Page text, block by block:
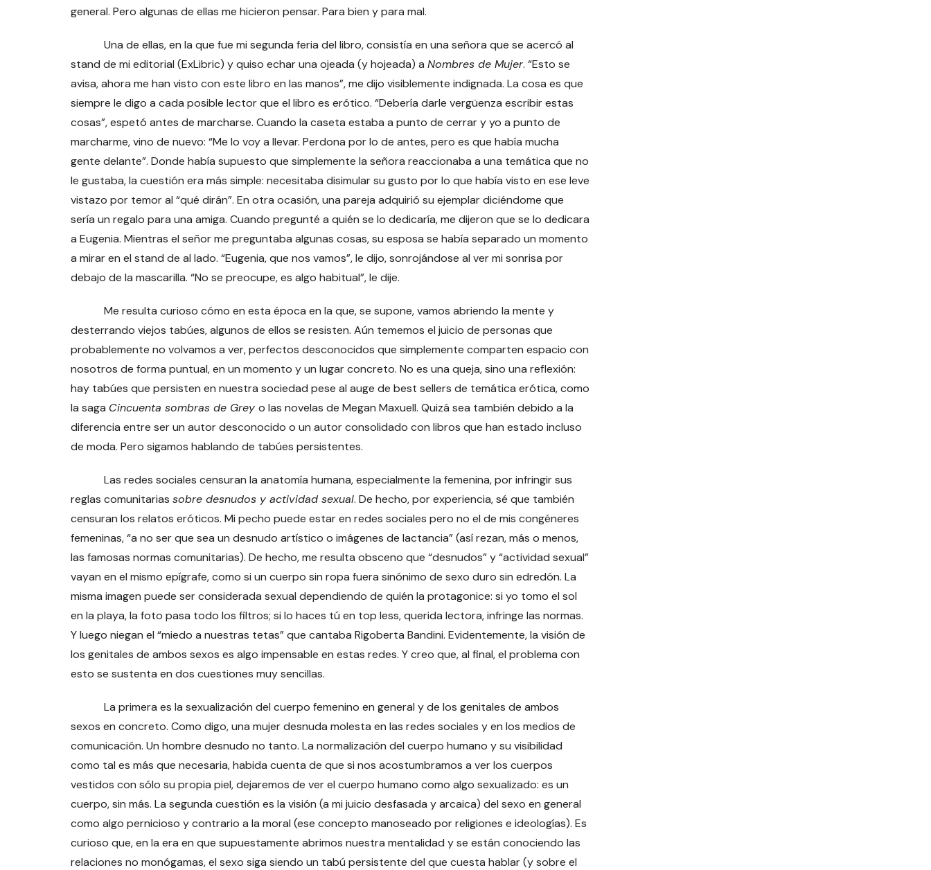
general. Pero algunas de ellas me hicieron pensar. Para bien y para mal.
Una de ellas, en la que fue mi segunda feria del libro, consistía en una señora que se acercó al
stand de mi editorial (ExLibric) y quiso echar una ojeada (y hojeada) a Nombres de Mujer. “Esto se
avisa, ahora me han visto con este libro en las manos”, me dijo visiblemente indignada. La cosa es que
siempre le digo a cada posible lector que el libro es erótico. “Debería darle vergüenza escribir estas
cosas”, espetó antes de marcharse. Cuando la caseta estaba a punto de cerrar y yo a punto de
marcharme, vino de nuevo: “Me lo voy a llevar. Perdona por lo de antes, pero es que había mucha
gente delante”. Donde había supuesto que simplemente la señora reaccionaba a una temática que no
le gustaba, la cuestión era más simple: necesitaba disimular su gusto por lo que había visto en ese leve
vistazo por temor al “qué dirán”. En otra ocasión, una pareja adquirió su ejemplar diciéndome que
sería un regalo para una amiga. Cuando pregunté a quién se lo dedicaría, me dijeron que se lo dedicara
a Eugenia. Mientras el señor me preguntaba algunas cosas, su esposa se había separado un momento
a mirar en el stand de al lado. “Eugenia, que nos vamos”, le dijo, sonrojándose al ver mi sonrisa por
debajo de la mascarilla. “No se preocupe, es algo habitual”, le dije.
Me resulta curioso cómo en esta época en la que, se supone, vamos abriendo la mente y
desterrando viejos tabúes, algunos de ellos se resisten. Aún tememos el juicio de personas que
probablemente no volvamos a ver, perfectos desconocidos que simplemente comparten espacio con
nosotros de forma puntual, en un momento y un lugar concreto. No es una queja, sino una reflexión:
hay tabúes que persisten en nuestra sociedad pese al auge de best sellers de temática erótica, como
la saga Cincuenta sombras de Grey o las novelas de Megan Maxuell. Quizá sea también debido a la
diferencia entre ser un autor desconocido o un autor consolidado con libros que han estado incluso
de moda. Pero sigamos hablando de tabúes persistentes.
Las redes sociales censuran la anatomía humana, especialmente la femenina, por infringir sus
reglas comunitarias sobre desnudos y actividad sexual. De hecho, por experiencia, sé que también
censuran los relatos eróticos. Mi pecho puede estar en redes sociales pero no el de mis congéneres
femeninas, “a no ser que sea un desnudo artístico o imágenes de lactancia” (así rezan, más o menos,
las famosas normas comunitarias). De hecho, me resulta obsceno que “desnudos” y “actividad sexual”
vayan en el mismo epígrafe, como si un cuerpo sin ropa fuera sinónimo de sexo duro sin edredón. La
misma imagen puede ser considerada sexual dependiendo de quién la protagonice: si yo tomo el sol
en la playa, la foto pasa todo los filtros; si lo haces tú en top less, querida lectora, infringe las normas.
Y luego niegan el “miedo a nuestras tetas” que cantaba Rigoberta Bandini. Evidentemente, la visión de
los genitales de ambos sexos es algo impensable en estas redes. Y creo que, al final, el problema con
esto se sustenta en dos cuestiones muy sencillas.
La primera es la sexualización del cuerpo femenino en general y de los genitales de ambos
sexos en concreto. Como digo, una mujer desnuda molesta en las redes sociales y en los medios de
comunicación. Un hombre desnudo no tanto. La normalización del cuerpo humano y su visibilidad
como tal es más que necesaria, habida cuenta de que si nos acostumbramos a ver los cuerpos
vestidos con sólo su propia piel, dejaremos de ver el cuerpo humano como algo sexualizado: es un
cuerpo, sin más. La segunda cuestión es la visión (a mi juicio desfasada y arcaica) del sexo en general
como algo pernicioso y contrario a la moral (ese concepto manoseado por religiones e ideologías). Es
curioso que, en la era en que supuestamente abrimos nuestra mentalidad y se están conociendo las
relaciones no monógamas, el sexo siga siendo un tabú persistente del que cuesta hablar (y sobre el